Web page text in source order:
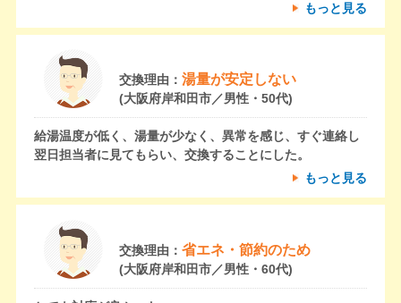
もっと見る
交換理由： 湯量が安定しない
(大阪府岸和田市／男性・50代)
給湯温度が低く、湯量が少なく、異常を感じ、すぐ連絡し
翌日担当者に見てもらい、交換することにした。
もっと見る
交換理由： 省エネ・節約のため
(大阪府岸和田市／男性・60代)